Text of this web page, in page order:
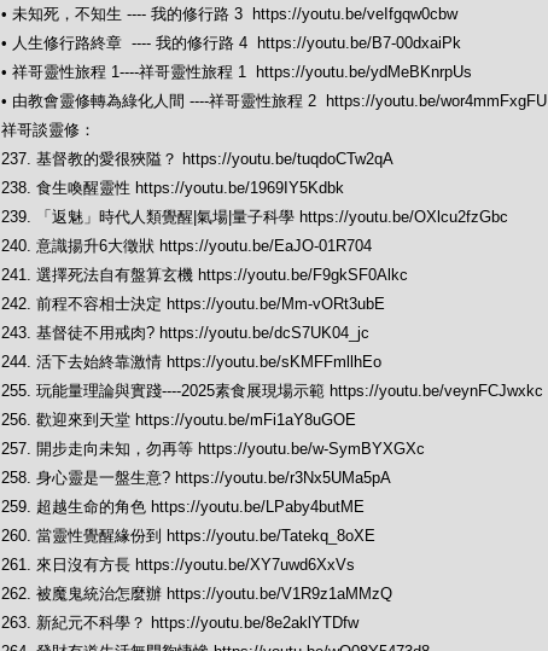
• 未知死，不知生 ---- 我的修行路 3 https://youtu.be/veIfgqw0cbw
• 人生修行路終章 ---- 我的修行路 4 https://youtu.be/B7-00dxaiPk
• 祥哥靈性旅程 1----祥哥靈性旅程 1 https://youtu.be/ydMeBKnrpUs
• 由教會靈修轉為綠化人間 ----祥哥靈性旅程 2 https://youtu.be/wor4mmFxgFU
祥哥談靈修：
237. 基督教的愛很狹隘？ https://youtu.be/tuqdoCTw2qA
238. 食生喚醒靈性 https://youtu.be/1969IY5Kdbk
239. 「返魅」時代人類覺醒|氣場|量子科學 https://youtu.be/OXlcu2fzGbc
240. 意識揚升6大徵狀 https://youtu.be/EaJO-01R704
241. 選擇死法自有盤算玄機 https://youtu.be/F9gkSF0Alkc
242. 前程不容相士決定 https://youtu.be/Mm-vORt3ubE
243. 基督徒不用戒肉? https://youtu.be/dcS7UK04_jc
244. 活下去始終靠激情 https://youtu.be/sKMFFmllhEo
255. 玩能量理論與實踐----2025素食展現場示範 https://youtu.be/veynFCJwxkc
256. 歡迎來到天堂 https://youtu.be/mFi1aY8uGOE
257. 開步走向未知，勿再等 https://youtu.be/w-SymBYXGXc
258. 身心靈是一盤生意? https://youtu.be/r3Nx5UMa5pA
259. 超越生命的角色 https://youtu.be/LPaby4butME
260. 當靈性覺醒緣份到 https://youtu.be/Tatekq_8oXE
261. 來日沒有方長 https://youtu.be/XY7uwd6XxVs
262. 被魔鬼統治怎麼辦 https://youtu.be/V1R9z1aMMzQ
263. 新紀元不科學？ https://youtu.be/8e2aklYTDfw